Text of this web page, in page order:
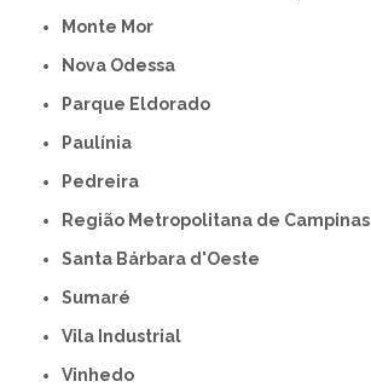
Monte Mor
Nova Odessa
Parque Eldorado
Paulínia
Pedreira
Região Metropolitana de Campinas
Santa Bárbara d'Oeste
Sumaré
Vila Industrial
Vinhedo